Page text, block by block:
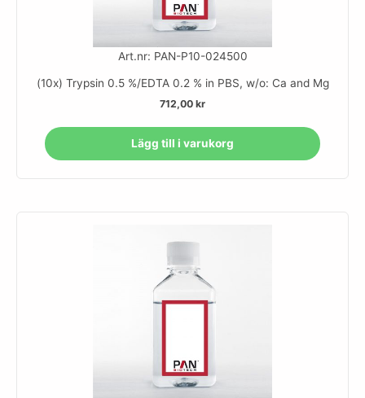
Art.nr: PAN-P10-024500
(10x) Trypsin 0.5 %/EDTA 0.2 % in PBS, w/o: Ca and Mg
712,00 kr
Lägg till i varukorg